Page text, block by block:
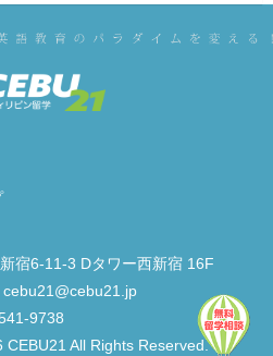
宿6-11-3 Dタワー西新宿 16F
9738
All Rights Reserved.